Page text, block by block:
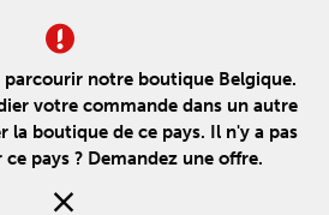
parcourir notre boutique Belgique.
votre commande dans un autre
la boutique de ce pays. Il n'y a pas
pays ? Demandez une offre.